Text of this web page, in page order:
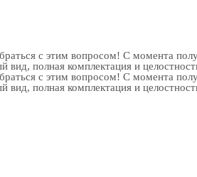
с этим вопросом! С момента
полная комплектация и
с этим вопросом! С момента
полная комплектация и